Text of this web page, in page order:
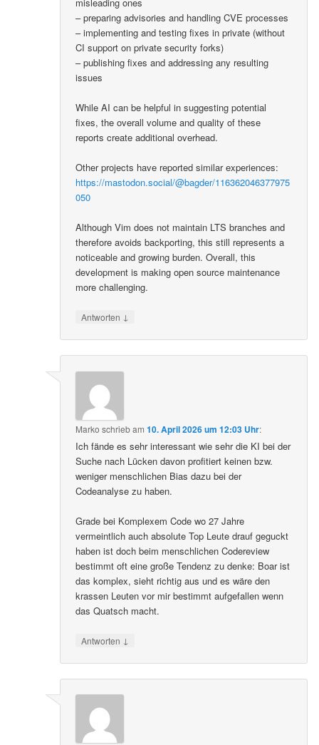
– preparing advisories and handling CVE processes
– implementing and testing fixes in private (without
CI support on private security forks)
– publishing fixes and addressing any resulting
issues
While AI can be helpful in suggesting potential
fixes, the overall volume and quality of these
reports create additional overhead.
Other projects have reported similar experiences:
https://mastodon.social/@bagder/116362046377975
050
Although Vim does not maintain LTS branches and
therefore avoids backporting, this still represents a
noticeable and growing burden. Overall, this
development is making open source maintenance
more challenging.
Antworten ↓
Marko schriebam10. April 2026 um 12:03 Uhr:
Ich fände es sehr interessant wie sehr die KI bei der
Suche nach Lücken davon profitiert keinen bzw.
weniger menschlichen Bias dazu bei der
Codeanalyse zu haben.
Grade bei Komplexem Code wo 27 Jahre
vermeintlich auch absolute Top Leute drauf geguckt
haben ist doch beim menschlichen Codereview
bestimmt oft eine große Tendenz zu denke: Boar ist
das komplex, sieht richtig aus und es wäre den
krassen Leuten vor mir bestimmt aufgefallen wenn
das Quatsch macht.
Antworten ↓